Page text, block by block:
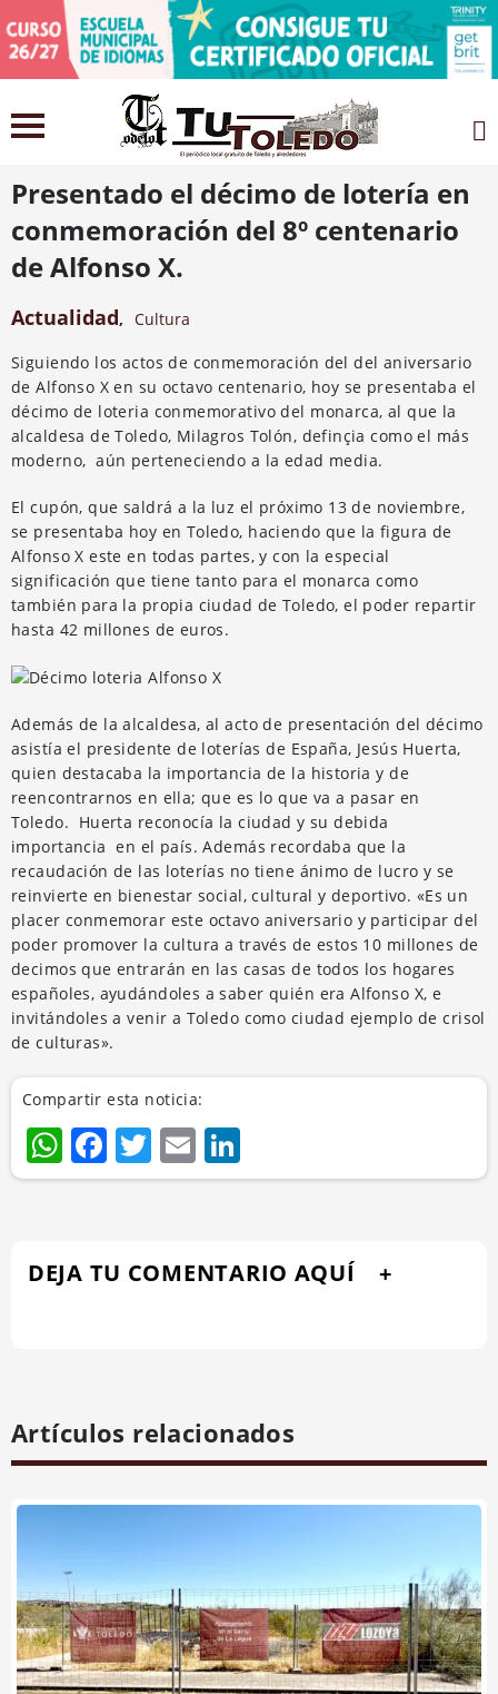
3 noviembre 2021
Presentado el décimo de lotería en
conmemoración del 8º centenario
de Alfonso X.
Actualidad, Cultura
Siguiendo los actos de conmemoración del del aniversario
de Alfonso X en su octavo centenario, hoy se presentaba el
décimo de loteria conmemorativo del monarca, al que la
alcaldesa de Toledo, Milagros Tolón, definçia como el más
moderno, aún perteneciendo a la edad media.
El cupón, que saldrá a la luz el próximo 13 de noviembre,
se presentaba hoy en Toledo, haciendo que la figura de
Alfonso X este en todas partes, y con la especial
significación que tiene tanto para el monarca como
también para la propia ciudad de Toledo, el poder repartir
hasta 42 millones de euros.
Además de la alcaldesa, al acto de presentación del décimo
asistía el presidente de loterías de España, Jesús Huerta,
quien destacaba la importancia de la historia y de
reencontrarnos en ella; que es lo que va a pasar en
Toledo. Huerta reconocía la ciudad y su debida
importancia en el país. Además recordaba que la
recaudación de las loterías no tiene ánimo de lucro y se
reinvierte en bienestar social, cultural y deportivo. «Es un
placer conmemorar este octavo aniversario y participar del
poder promover la cultura a través de estos 10 millones de
decimos que entrarán en las casas de todos los hogares
españoles, ayudándoles a saber quién era Alfonso X, e
invitándoles a venir a Toledo como ciudad ejemplo de crisol
de culturas».
Compartir esta noticia:
WhatsApp
Facebook
Twitter
Email
DEJA TU COMENTARIO AQUÍ
Artículos relacionados